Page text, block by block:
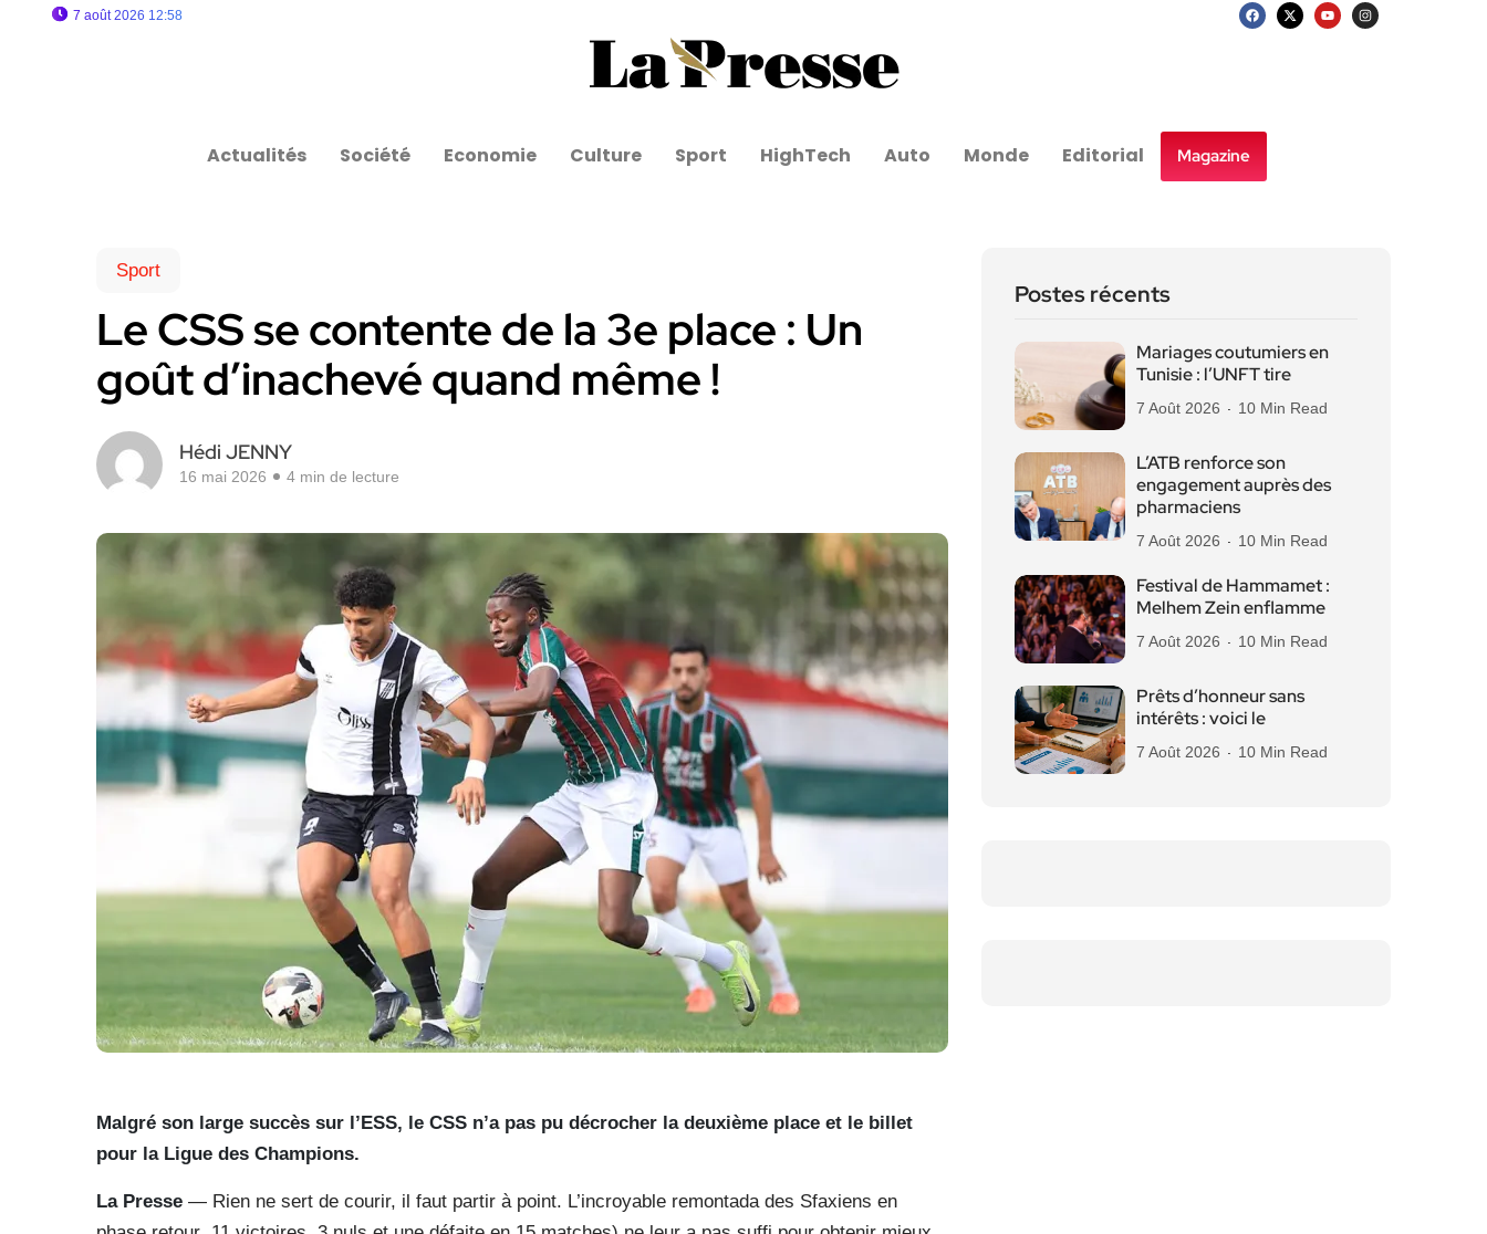
7 août 2026 12:58
Actualités Société Economie Culture Sport HighTech Auto Monde Editorial Magazine
Sport
Le CSS se contente de la 3e place : Un
goût d’inachevé quand même !
Hédi JENNY
16 mai 2026 4 min de lecture
Malgré son large succès sur l’ESS, le CSS n’a pas pu décrocher la deuxième place et le billet
pour la Ligue des Champions.
La Presse — Rien ne sert de courir, il faut partir à point. L’incroyable remontada des Sfaxiens en
Postes récents
Mariages coutumiers en
Tunisie : l’UNFT tire
7 Août 2026 10 Min Read
L’ATB renforce son
engagement auprès des
pharmaciens
7 Août 2026 10 Min Read
Festival de Hammamet :
Melhem Zein enflamme
7 Août 2026 10 Min Read
Prêts d’honneur sans
intérêts : voici le
7 Août 2026 10 Min Read